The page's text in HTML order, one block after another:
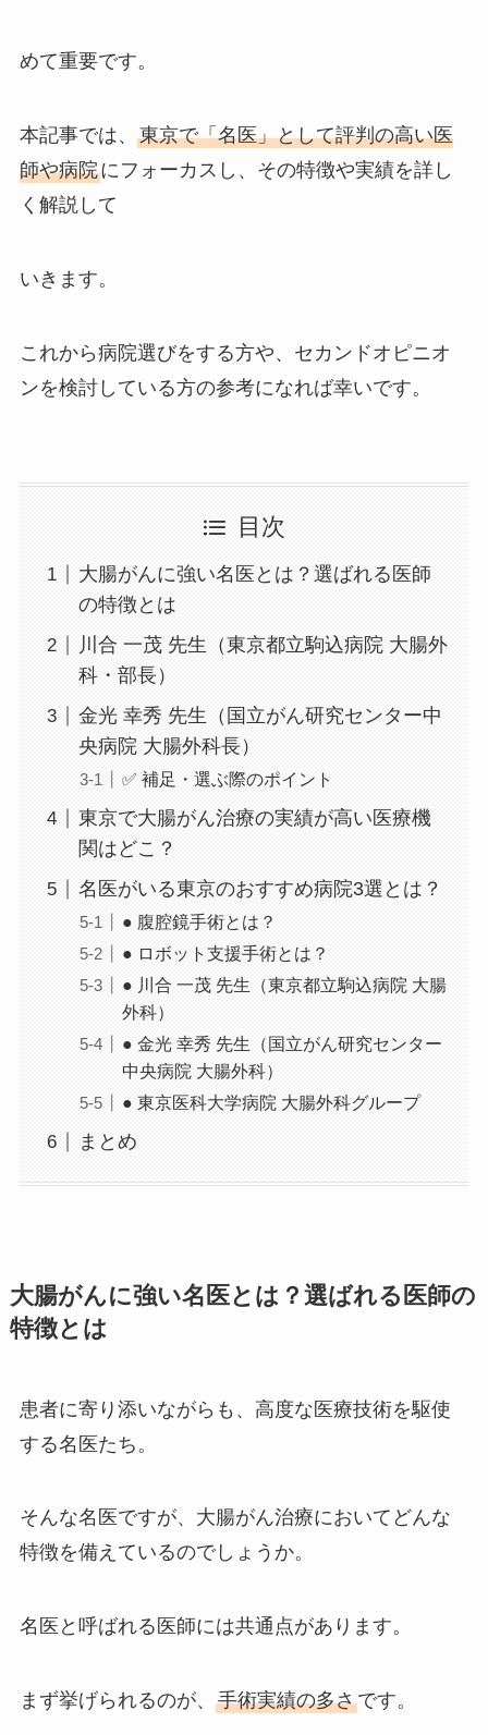
めて重要です。
本記事では、 東京で「名医」として評判の高い医
師や病院にフォーカスし、その特徴や実績を詳し
く解説して
いきます。
これから病院選びをする方や、セカンドオピニオ
ンを検討している方の参考になれば幸いです。
目次
大腸がんに強い名医とは？選ばれる医師
の特徴とは
川合 一茂 先生（東京都立駒込病院 大腸外
科・部長）
金光 幸秀 先生（国立がん研究センター中
央病院 大腸外科長）
✅ 補足・選ぶ際のポイント
東京で大腸がん治療の実績が高い医療機
関はどこ？
名医がいる東京のおすすめ病院3選とは？
● 腹腔鏡手術とは？
● ロボット支援手術とは？
● 川合 一茂 先生（東京都立駒込病院 大腸
外科）
● 金光 幸秀 先生（国立がん研究センター
中央病院 大腸外科）
● 東京医科大学病院 大腸外科グループ
まとめ
大腸がんに強い名医とは？選ばれる医師の
特徴とは
患者に寄り添いながらも、高度な医療技術を駆使
する名医たち。
そんな名医ですが、大腸がん治療においてどんな
特徴を備えているのでしょうか。
名医と呼ばれる医師には共通点があります。
まず挙げられるのが、 手術実績の多さです。